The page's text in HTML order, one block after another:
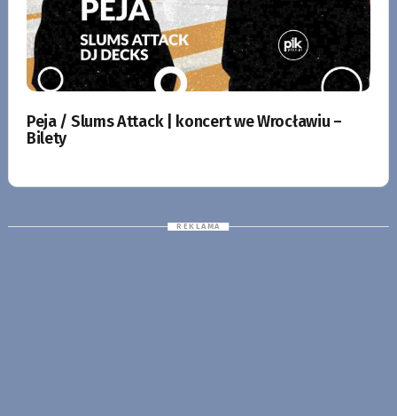
Peja / Slums Attack | koncert we Wrocławiu –
Bilety